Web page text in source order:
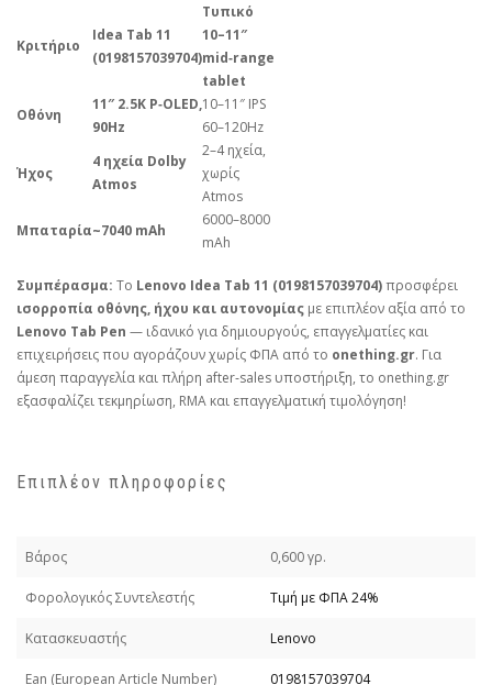
Κριτήριο
Idea Tab 11
(0198157039704)
Τυπικό
10–11″
mid‑range
tablet
Οθόνη
11″ 2.5K P‑OLED,
90Hz
10–11″ IPS
60–120Hz
Ήχος
4 ηχεία Dolby
Atmos
2–4 ηχεία,
χωρίς
Atmos
Μπαταρία~7040 mAh
6000–8000
mAh
Συμπέρασμα: Το Lenovo Idea Tab 11 (0198157039704)προσφέρει
ισορροπία οθόνης, ήχου και αυτονομίας με επιπλέον αξία από το
Lenovo Tab Pen — ιδανικό για δημιουργούς, επαγγελματίες και
επιχειρήσεις που αγοράζουν χωρίς ΦΠΑ από το onething.gr. Για
άμεση παραγγελία και πλήρη after‑sales υποστήριξη, το onething.gr
εξασφαλίζει τεκμηρίωση, RMA και επαγγελματική τιμολόγηση!
Επιπλέον πληροφορίες
Βάρος 0,600 γρ.
Φορολογικός Συντελεστής Τιμή με ΦΠΑ 24%
Κατασκευαστής Lenovo
Εan (European Article Number) 0198157039704